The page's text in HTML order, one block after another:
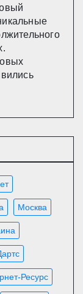
Москва
Ресурс